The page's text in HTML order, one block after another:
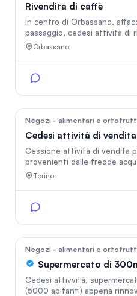
Rivendita di caffè
In centro di Orbassano,
passaggio, cedesi attività di
di caffè torrefatto. L'attività
buone condizioni. Lo spazio
una cantina. Il locale è
climatizzatore e antifurto.
Orbassano
Negozi - alimentari e
Cedesi attività di
Cessione attività di vendita
provenienti dalle fredde
Islanda e dalle migliori filiere.
Torino
Negozi - alimentari e
Supermercato di
Cedesi attivvità,
(5000 abitanti) appena rinnovato affitto molto